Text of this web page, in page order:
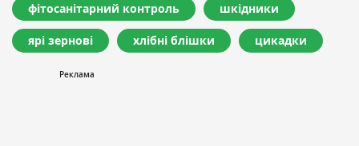
фітосанітарний контроль шкідники
ярі зернові хлібні блішки цикадки